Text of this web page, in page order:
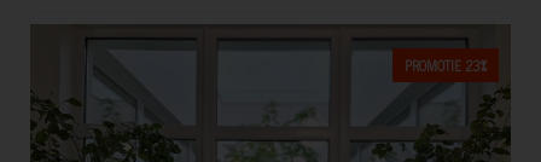
PROMOTIE 23%